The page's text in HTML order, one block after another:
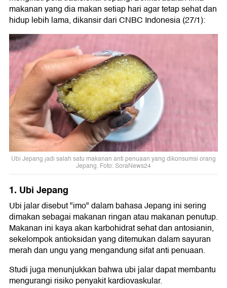
makanan yang dia makan setiap hari agar tetap sehat dan
hidup lebih lama, dikansir dari CNBC Indonesia (27/1):
Ubi Jepang jadi salah satu makanan anti penuaan yang dikonsumsi orang
Jepang. Foto: SoraNews24
1. Ubi Jepang
Ubi jalar disebut "imo" dalam bahasa Jepang ini sering
dimakan sebagai makanan ringan atau makanan penutup.
Makanan ini kaya akan karbohidrat sehat dan antosianin,
sekelompok antioksidan yang ditemukan dalam sayuran
merah dan ungu yang mengandung sifat anti penuaan.
Studi juga menunjukkan bahwa ubi jalar dapat membantu
mengurangi risiko penyakit kardiovaskular.